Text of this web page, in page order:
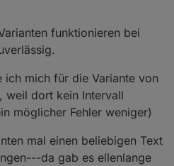
funktionieren bei
ich mich für die Variante von
weil dort kein Intervall
möglicher Fehler weniger)
mal einen beliebigen Text
da gab es ellenlange